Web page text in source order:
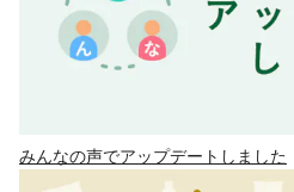
みんなの声でアップデートしました